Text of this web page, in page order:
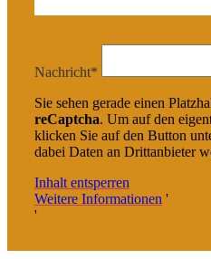
Nachricht*
Sie sehen gerade einen
reCaptcha. Um auf den
klicken Sie auf den Button
dabei Daten an Drittanbieter
Inhalt entsperren
Weitere Informationen '
'